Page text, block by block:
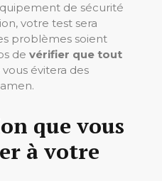
de sécurité
votre test sera
problèmes soient
de vérifier que tout
évitera des
que vous
à votre